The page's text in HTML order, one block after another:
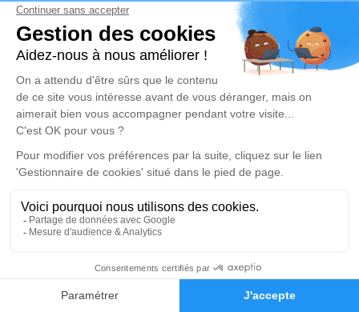
Faire-part Hommages
vos condoléances, partager des photos souvenirs,
une anecdote ou exprimer vos pensées à travers des
poèmes ou des textes. Cet endroit est un lieu
d'expression dédié à honorer la mémoire de Paul
HOWA.
Un service de plantation d’arbre hommage est
disponible ici.
Je rends hommage
Cérémonie civile
Cimetière d'Orval
18200 Orval